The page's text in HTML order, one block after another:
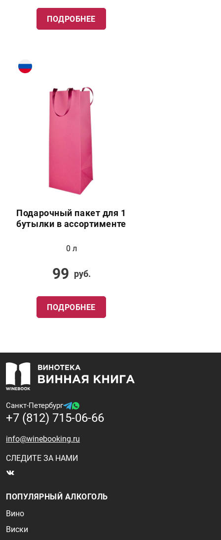
ПОДРОБНЕЕ
Подарочный пакет для 1
бутылки в ассортименте
0 л
99 руб.
ПОДРОБНЕЕ
Санкт-Петербург
+7 (812) 715-06-66
info@winebooking.ru
СЛЕДИТЕ ЗА НАМИ
ПОПУЛЯРНЫЙ АЛКОГОЛЬ
Вино
Виски